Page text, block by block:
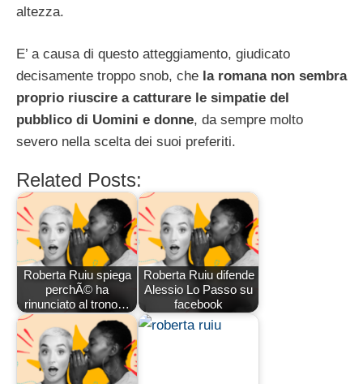
altezza.
E’ a causa di questo atteggiamento, giudicato
decisamente troppo snob, che la romana non sembra
proprio riuscire a catturare le simpatie del
pubblico di Uomini e donne, da sempre molto
severo nella scelta dei suoi preferiti.
Related Posts:
Roberta Ruiu spiega
perchÃ© ha
rinunciato al trono…
Roberta Ruiu difende
Alessio Lo Passo su
facebook